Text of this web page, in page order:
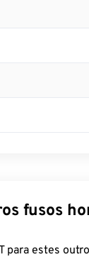
fusos
para estes